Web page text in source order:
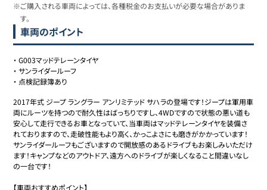
※ご購入される車両によっては、各種税金のお支払いが必要な場合がありま
す。
車両のポイント
・G003マッドテレーンタイヤ
・サンライダールーフ
・ 点検記録簿あり
2017年式 ジープ ラングラー アンリミテッド サハラの登場です！ジープは軍用車
両にルーツを持つので耐久性はばっちりですし、4WDですので状態の悪い道も
安心して走行できるお車となっていて、当車両はマッドテレーンタイヤを装備さ
れておりますので、走破性能もより高く、かっこよさにも磨きがかかっています！
サンライダールーフもございますので開放感のあるドライブもお楽しみいただけ
ます！キャンプなどのアウトドア、遠方へのドライブが楽しくなること間違いなし
の一台です！
【車両おすすめポイント】